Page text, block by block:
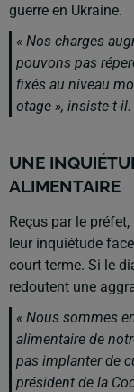
guerre en Ukraine.
« Nos charges
pouvons pas
fixés au niveau
otage », insiste-t-il.
UNE
ALIMENTAIRE
Reçus par le
leur inquiétude
court terme. Si le
redoutent une
« Nous sommes
alimentaire de
pas implanter de
président de la